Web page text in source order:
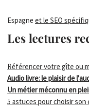
Espagne et le SEO
Les lectures
Référencer votre gîte ou
Audio livre: le plaisir de
Un métier méconnu en
5 astuces pour choisir